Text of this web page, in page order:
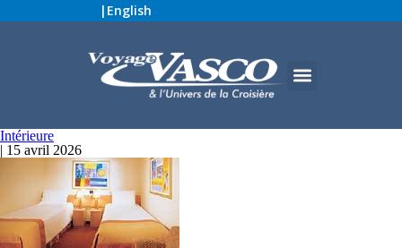
| English
Intérieure
| 15 avril 2026